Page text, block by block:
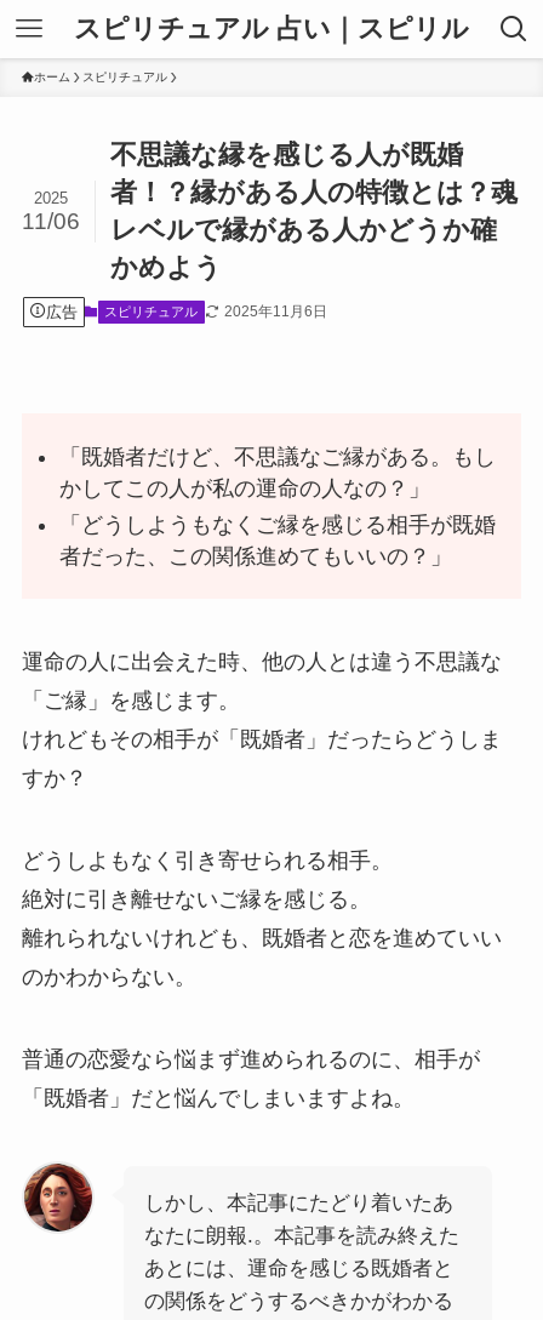
スピリチュアル 占い｜スピリル
ホーム スピリチュアル
不思議な縁を感じる人が既婚
者！？縁がある人の特徴とは？魂
レベルで縁がある人かどうか確
かめよう
2025
11/06
広告 スピリチュアル 2025年11月6日
「既婚者だけど、不思議なご縁がある。もし
かしてこの人が私の運命の人なの？」
「どうしようもなくご縁を感じる相手が既婚
者だった、この関係進めてもいいの？」
運命の人に出会えた時、他の人とは違う不思議な
「ご縁」を感じます。
けれどもその相手が「既婚者」だったらどうしま
すか？
どうしよもなく引き寄せられる相手。
絶対に引き離せないご縁を感じる。
離れられないけれども、既婚者と恋を進めていい
のかわからない。
普通の恋愛なら悩まず進められるのに、相手が
「既婚者」だと悩んでしまいますよね。
しかし、本記事にたどり着いたあ
なたに朗報.。本記事を読み終えた
あとには、運命を感じる既婚者と
の関係をどうするべきかがわかる